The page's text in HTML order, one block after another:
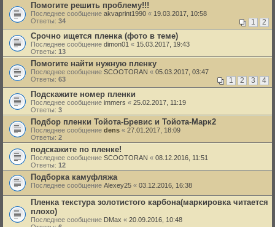
Помогите решить проблему!!!
Последнее сообщение akvaprint1990 « 19.03.2017, 10:58
Ответы: 34 1 2
Срочно ищется пленка (фото в теме)
Последнее сообщение dimon01 « 15.03.2017, 19:43
Ответы: 13
Помогите найти нужную пленку
Последнее сообщение SCOOTORAN « 05.03.2017, 03:47
Ответы: 63 1 2 3 4
Подскажите номер пленки
Последнее сообщение immers « 25.02.2017, 11:19
Ответы: 3
Подбор пленки Тойота-Бревис и Тойота-Марк2
Последнее сообщение dens « 27.01.2017, 18:09
Ответы: 2
подскажите по пленке!
Последнее сообщение SCOOTORAN « 08.12.2016, 11:51
Ответы: 12
Подборка камуфляжа
Последнее сообщение Alexey25 « 03.12.2016, 16:38
Пленка текстура золотистого карбона(маркировка читается
плохо)
Последнее сообщение DMax « 20.09.2016, 10:48